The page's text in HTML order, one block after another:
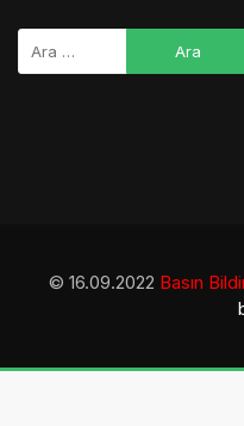
© 16.09.2022 Basın